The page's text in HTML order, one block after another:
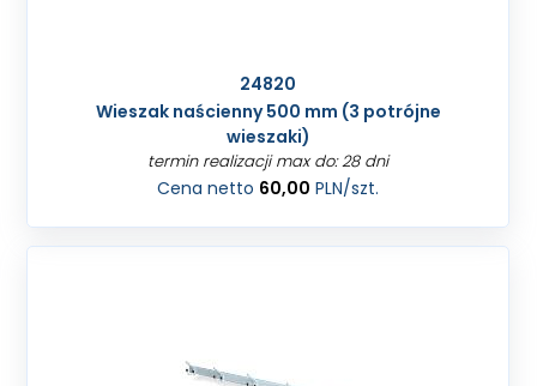
24820
Wieszak naścienny 500 mm (3 potrójne
wieszaki)
termin realizacji max do: 28 dni
Cena netto 60,00 PLN/szt.